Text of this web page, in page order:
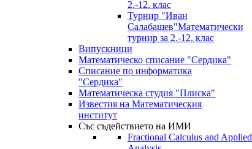
2.-12. клас
Турнир "Иван
Салабашев"Математически
турнир за 2.-12. клас
Випускници
Математическо списание "Сердика"
Списание по информатика
"Сердика"
Математическа студия "Плиска"
Известия на Математическия
институт
Със съдействието на ИМИ
Fractional Calculus and Applied